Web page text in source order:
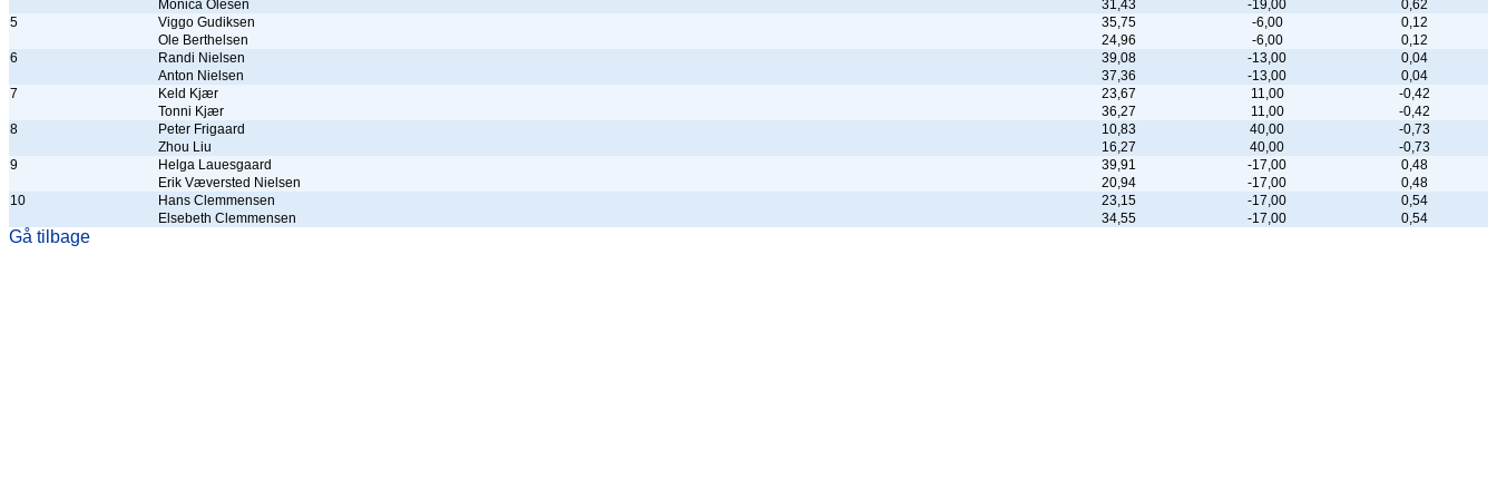
Monica Olesen
31,43 -19,00
0,62
5
Viggo Gudiksen 35,75 -6,00
0,12
Ole Berthelsen
24,96 -6,00
0,12
6
Randi Nielsen 39,08 -13,00
0,04
Anton Nielsen
37,36 -13,00
0,04
7
Keld Kjær 23,67 11,00
-0,42
Tonni Kjær
36,27 11,00
-0,42
8
Peter Frigaard 10,83 40,00
-0,73
Zhou Liu
16,27 40,00
-0,73
9
Helga Lauesgaard 39,91 -17,00
0,48
Erik Væversted Nielsen
20,94 -17,00
0,48
10
Hans Clemmensen 23,15 -17,00
0,54
Elsebeth Clemmensen
34,55 -17,00 0,54
Gå tilbage